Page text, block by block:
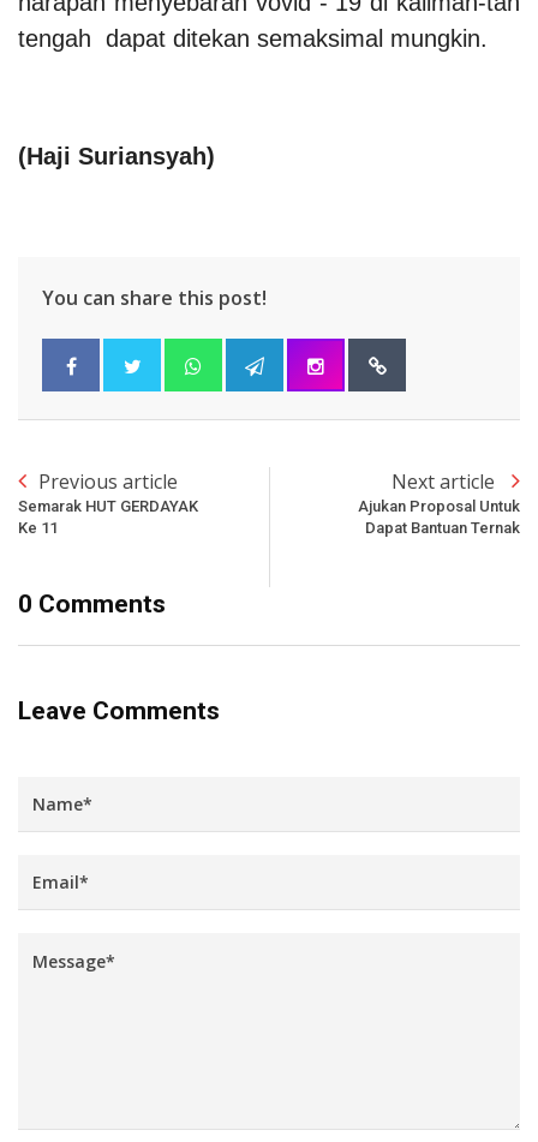
tengah dapat ditekan semaksimal mungkin.
(Haji Suriansyah)
You can share this post!
Previous article
Semarak HUT GERDAYAK
Ke 11
Next article
Ajukan Proposal Untuk
Dapat Bantuan Ternak
0 Comments
Leave Comments